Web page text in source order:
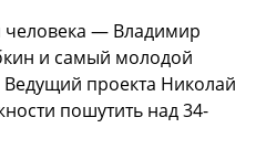
человека — Владимир
и самый молодой
проекта Николай
пошутить над 34-